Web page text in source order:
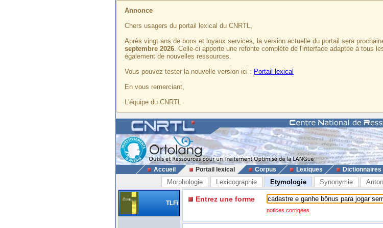
Annonce
Chers usagers du portail lexical du CNRTL,
Après vingt ans de bons et loyaux services, la version actuelle du portail sera
septembre 2026. Celle-ci apporte une refonte complète de l'interface adaptée à tous
également de nouvelles ressources.
Vous pouvez tester la nouvelle version ici : Portail lexical
En vous remerciant,
L'équipe du CNRTL
Accueil Portail lexical Corpus Lexiques Dictionnaires
Morphologie Lexicographie Etymologie Synonymie
TLFi Entrez une forme
notices corrigées